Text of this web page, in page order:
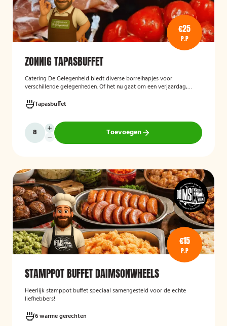
€25
P.P
ZONNIG TAPASBUFFET
Catering De Gelegenheid biedt diverse borrelhapjes voor
verschillende gelegenheden. Of het nu gaat om een verjaardag,
Hieronder ziet u een selectie uit ons aanbod. Het zonnig tapasbuffet
is te bestellen vanaf 10 personen..
Tapasbuffet
Toevoegen
€15
P.P
STAMPPOT BUFFET DAIMSONWHEELS
Heerlijk stamppot buffet speciaal samengesteld voor de echte
liefhebbers!
6 warme gerechten